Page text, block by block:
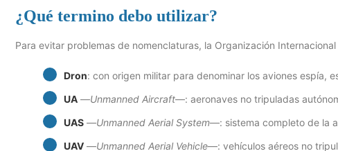
¿Qué termino debo utilizar?
Para evitar problemas de nomenclaturas, la Organización
Dron: con origen militar para denominar los aviones espía,
UA —Unmanned Aircraft—: aeronaves no tripuladas
UAS —Unmanned Aerial System—: sistema completo de la
UAV —Unmanned Aerial Vehicle—: vehículos aéreos no